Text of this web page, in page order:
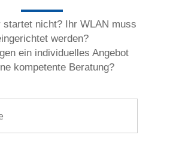
startet nicht? Ihr WLAN muss
werden?
ein individuelles Angebot
kompetente Beratung?